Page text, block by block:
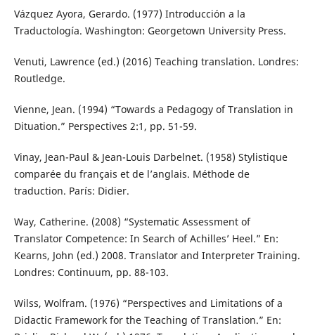
Vázquez Ayora, Gerardo. (1977) Introducción a la
Traductología. Washington: Georgetown University Press.
Venuti, Lawrence (ed.) (2016) Teaching translation. Londres:
Routledge.
Vienne, Jean. (1994) “Towards a Pedagogy of Translation in
Dituation.” Perspectives 2:1, pp. 51-59.
Vinay, Jean-Paul & Jean-Louis Darbelnet. (1958) Stylistique
comparée du français et de l’anglais. Méthode de
traduction. París: Didier.
Way, Catherine. (2008) “Systematic Assessment of
Translator Competence: In Search of Achilles’ Heel.” En:
Kearns, John (ed.) 2008. Translator and Interpreter Training.
Londres: Continuum, pp. 88-103.
Wilss, Wolfram. (1976) “Perspectives and Limitations of a
Didactic Framework for the Teaching of Translation.” En: